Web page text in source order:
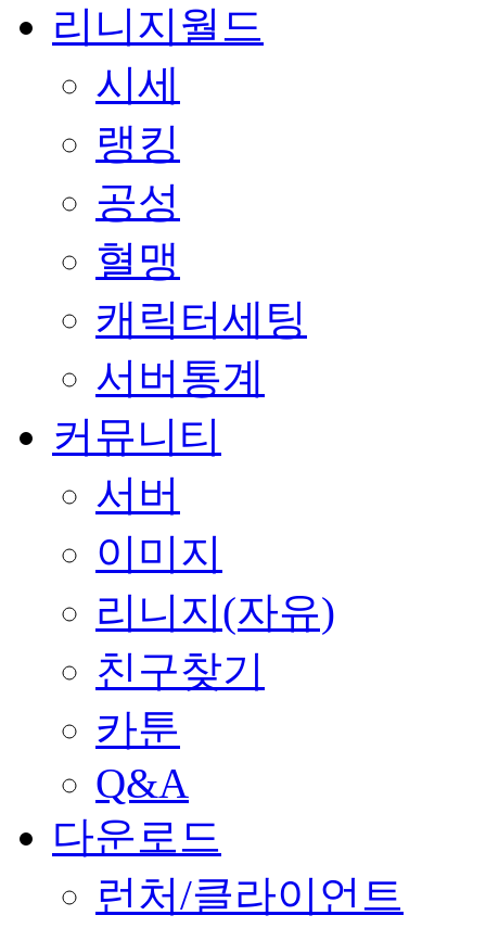
리니지월드
시세
랭킹
공성
혈맹
캐릭터세팅
서버통계
커뮤니티
서버
이미지
리니지(자유)
친구찾기
카툰
Q&A
다운로드
런처/클라이언트